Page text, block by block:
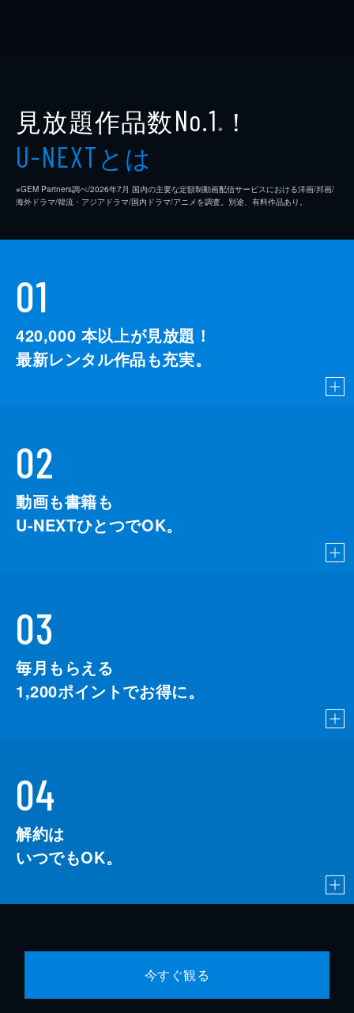
見放題作品数No.1 ※ ！
U-NEXTとは
※GEM Partners調べ/2026年7⽉ 国内の主要な定額制動画配信サービスにおける洋画/邦画/
海外ドラマ/韓流・アジアドラマ/国内ドラマ/アニメを調査。別途、有料作品あり。
01
420,000 本以上が見放題！
最新レンタル作品も充実。
02
動画も書籍も
U-NEXTひとつでOK。
03
毎月もらえる
1,200ポイントでお得に。
04
解約は
いつでもOK。
今すぐ観る